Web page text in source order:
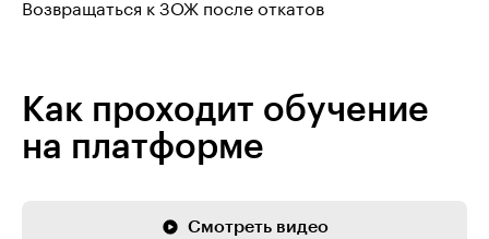
Возвращаться к ЗОЖ после откатов
Как проходит обучение
на платформе
Смотреть видео